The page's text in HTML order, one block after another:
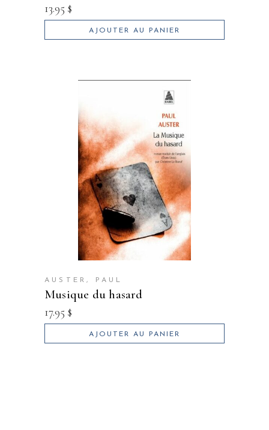
13.95 $
AJOUTER AU PANIER
AUSTER, PAUL
musique du hasard
17.95 $
AJOUTER AU PANIER